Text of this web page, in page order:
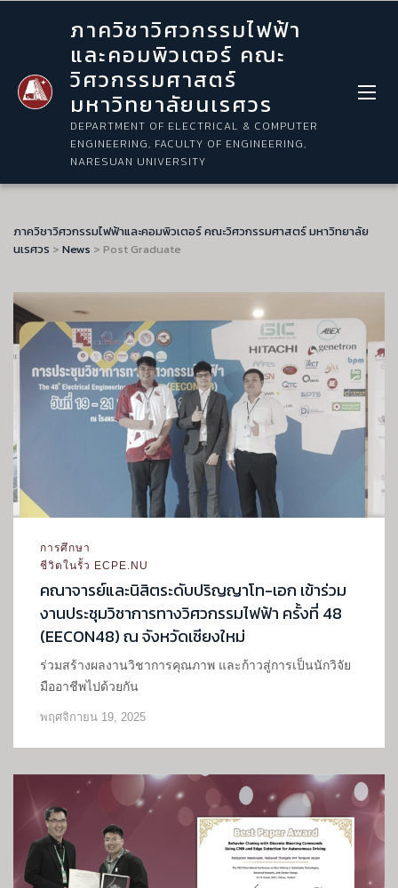
ภาควิชาวิศวกรรมไฟฟ้า
และคอมพิวเตอร์ คณะ
วิศวกรรมศาสตร์
มหาวิทยาลัยนเรศวร
DEPARTMENT OF ELECTRICAL & COMPUTER
ENGINEERING, FACULTY OF ENGINEERING,
NARESUAN UNIVERSITY
ภาควิชาวิศวกรรมไฟฟ้าและคอมพิวเตอร์ คณะวิศวกรรมศาสตร์ มหาวิทยาลัย
นเรศวร > News > Post Graduate
การศึกษา
ชีวิตในรั้ว ECPE.NU
คณาจารย์และนิสิตระดับปริญญาโท-เอก เข้าร่วม
งานประชุมวิชาการทางวิศวกรรมไฟฟ้า ครั้งที่ 48
(EECON48) ณ จังหวัดเชียงใหม่
ร่วมสร้างผลงานวิชาการคุณภาพ และก้าวสู่การเป็นนักวิจัย
มืออาชีพไปด้วยกัน
พฤศจิกายน 19, 2025